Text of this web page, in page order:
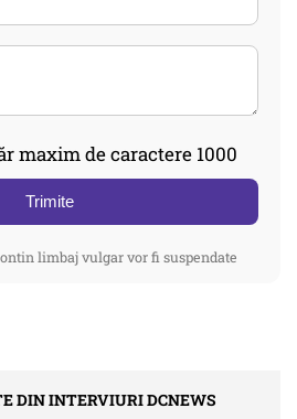
maxim de caractere 1000
Trimite
limbaj vulgar vor fi suspendate
DIN INTERVIURI DCNEWS